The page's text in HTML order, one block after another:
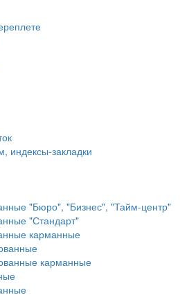
индексы-закладки
"Бюро", "Бизнес", "Тайм-центр"
"Стандарт"
карманные
карманные